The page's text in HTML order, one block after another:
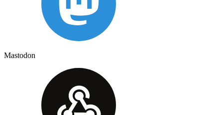
Mastodon